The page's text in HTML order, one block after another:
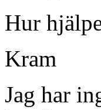
Hur
Kram
Jag har